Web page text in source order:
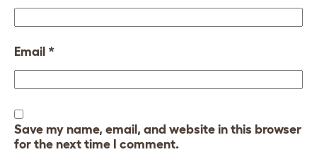
Email *
Save my name, email, and website in this browser
for the next time I comment.